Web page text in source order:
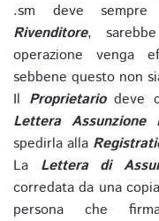
.sm deve
Rivenditore,
operazione venga
sebbene questo non
Il Proprietariodeve
Lettera Assunzione
spedirla alla
La Lettera di
corredata da una
persona che